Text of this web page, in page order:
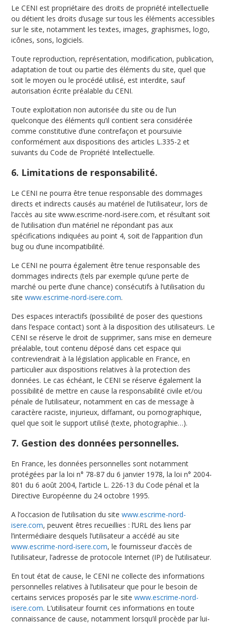
Le CENI est propriétaire des droits de propriété intellectuelle
ou détient les droits d’usage sur tous les éléments accessibles
sur le site, notamment les textes, images, graphismes, logo,
icônes, sons, logiciels.
Toute reproduction, représentation, modification, publication,
adaptation de tout ou partie des éléments du site, quel que
soit le moyen ou le procédé utilisé, est interdite, sauf
autorisation écrite préalable du CENI.
Toute exploitation non autorisée du site ou de l’un
quelconque des éléments qu’il contient sera considérée
comme constitutive d’une contrefaçon et poursuivie
conformément aux dispositions des articles L.335-2 et
suivants du Code de Propriété Intellectuelle.
6. Limitations de responsabilité.
Le CENI ne pourra être tenue responsable des dommages
directs et indirects causés au matériel de l’utilisateur, lors de
l’accès au site www.escrime-nord-isere.com, et résultant soit
de l’utilisation d’un matériel ne répondant pas aux
spécifications indiquées au point 4, soit de l’apparition d’un
bug ou d’une incompatibilité.
Le CENI ne pourra également être tenue responsable des
dommages indirects (tels par exemple qu’une perte de
marché ou perte d’une chance) consécutifs à l’utilisation du
sitewww.escrime-nord-isere.com.
Des espaces interactifs (possibilité de poser des questions
dans l’espace contact) sont à la disposition des utilisateurs. Le
CENI se réserve le droit de supprimer, sans mise en demeure
préalable, tout contenu déposé dans cet espace qui
contreviendrait à la législation applicable en France, en
particulier aux dispositions relatives à la protection des
données. Le cas échéant, le CENI se réserve également la
possibilité de mettre en cause la responsabilité civile et/ou
pénale de l’utilisateur, notamment en cas de message à
caractère raciste, injurieux, diffamant, ou pornographique,
quel que soit le support utilisé (texte, photographie…).
7. Gestion des données personnelles.
En France, les données personnelles sont notamment
protégées par la loi n° 78-87 du 6 janvier 1978, la loi n° 2004-
801 du 6 août 2004, l’article L. 226-13 du Code pénal et la
Directive Européenne du 24 octobre 1995.
A l’occasion de l’utilisation du sitewww.escrime-nord-
isere.com, peuvent êtres recueillies : l’URL des liens par
l’intermédiaire desquels l’utilisateur a accédé au site
www.escrime-nord-isere.com, le fournisseur d’accès de
l’utilisateur, l’adresse de protocole Internet (IP) de l’utilisateur.
En tout état de cause, le CENI ne collecte des informations
personnelles relatives à l’utilisateur que pour le besoin de
certains services proposés par le sitewww.escrime-nord-
isere.com. L’utilisateur fournit ces informations en toute
connaissance de cause, notamment lorsqu’il procède par lui-